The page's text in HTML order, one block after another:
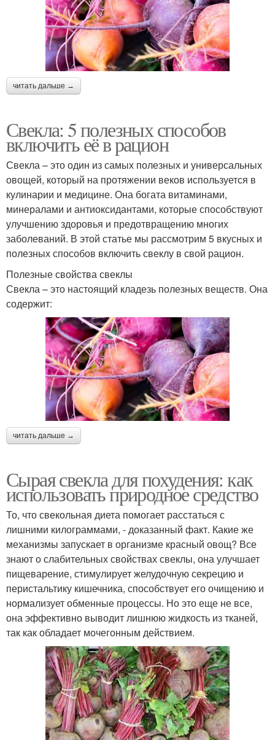
читать дальше →
Свекла: 5 полезных способов
включить её в рацион
Свекла – это один из самых полезных и универсальных
овощей, который на протяжении веков используется в
кулинарии и медицине. Она богата витаминами,
минералами и антиоксидантами, которые способствуют
улучшению здоровья и предотвращению многих
заболеваний. В этой статье мы рассмотрим 5 вкусных и
полезных способов включить свеклу в свой рацион.
Полезные свойства свеклы
Свекла – это настоящий кладезь полезных веществ. Она
содержит:
читать дальше →
Сырая свекла для похудения: как
использовать природное средство
То, что свекольная диета помогает расстаться с
лишними килограммами, - доказанный факт. Какие же
механизмы запускает в организме красный овощ? Все
знают о слабительных свойствах свеклы, она улучшает
пищеварение, стимулирует желудочную секрецию и
перистальтику кишечника, способствует его очищению и
нормализует обменные процессы. Но это еще не все,
она эффективно выводит лишнюю жидкость из тканей,
так как обладает мочегонным действием.